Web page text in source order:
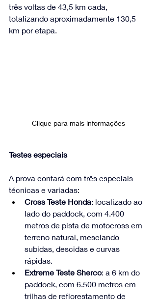
três voltas de 43,5 km cada,
totalizando aproximadamente 130,5
km por etapa.
Clique para mais informações
Testes especiais
A prova contará com três especiais
técnicas e variadas:
Cross Teste Honda: localizado ao
lado do paddock, com 4.400
metros de pista de motocross em
terreno natural, mesclando
subidas, descidas e curvas
rápidas.
Extreme Teste Sherco: a 6 km do
paddock, com 6.500 metros em
trilhas de reflorestamento de